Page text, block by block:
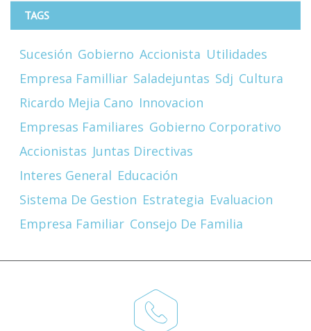
TAGS
Sucesión Gobierno Accionista Utilidades
Empresa Familliar Saladejuntas Sdj Cultura
Ricardo Mejia Cano Innovacion
Empresas Familiares Gobierno Corporativo
Accionistas Juntas Directivas
Interes General Educación
Sistema De Gestion Estrategia Evaluacion
Empresa Familiar Consejo De Familia